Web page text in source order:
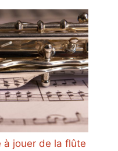
à jouer de la flûte